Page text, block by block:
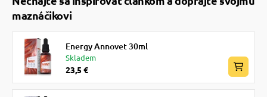
maznáčikovi
Energy Annovet 30ml
Skladem
23,5 €